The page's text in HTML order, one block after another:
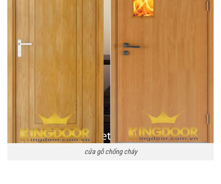
cửa gỗ chống cháy